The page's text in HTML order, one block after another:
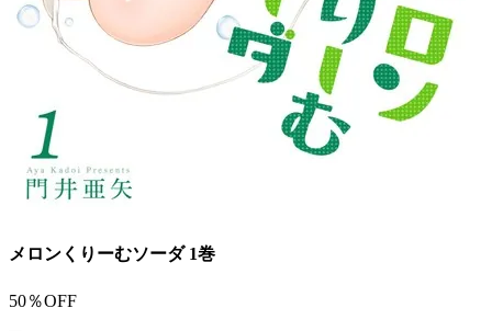
メロンくりーむソーダ 1巻
50％OFF